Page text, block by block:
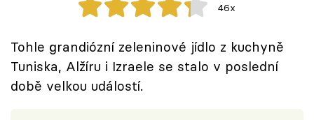
Těhotnej kuchař
Sledujte prima+
Přihlášení
46x
Tohle grandiózní zeleninové jídlo z kuchyně
Tuniska, Alžíru i Izraele se stalo v poslední
době velkou událostí.